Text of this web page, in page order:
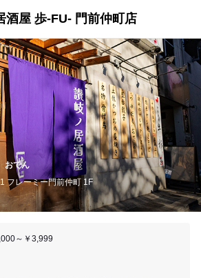
酒屋 歩-FU- 門前仲町店
おでん
フレーミー門前仲町 1F
～￥3,999